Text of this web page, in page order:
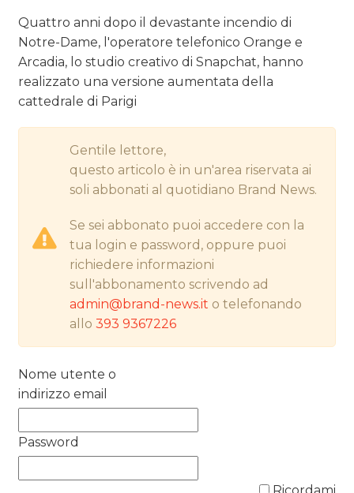
RADIO / AUDIO
TV
PREVISIONI/SCENARI
NORMATIVE
OPINIONI
Quattro anni dopo il devastante incendio di
Notre-Dame, l'operatore telefonico Orange e
Arcadia, lo studio creativo di Snapchat, hanno
realizzato una versione aumentata della
cattedrale di Parigi
Gentile lettore,
questo articolo è in un'area riservata ai
soli abbonati al quotidiano Brand News.
Se sei abbonato puoi accedere con la
tua login e password, oppure puoi
richiedere informazioni
sull'abbonamento scrivendo ad
admin@brand-news.it o telefonando
allo393 9367226
Nome utente o
indirizzo email
Password